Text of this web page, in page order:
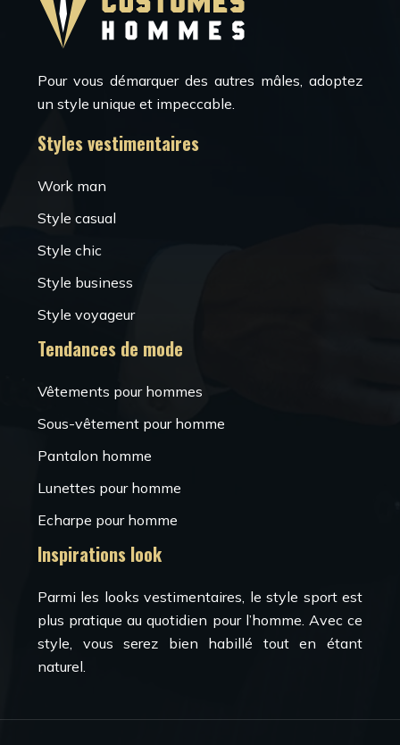
Pour vous démarquer des autres mâles, adoptez
un style unique et impeccable.
Styles vestimentaires
Work man
Style casual
Style chic
Style business
Style voyageur
Tendances de mode
Vêtements pour hommes
Sous-vêtement pour homme
Pantalon homme
Lunettes pour homme
Echarpe pour homme
Inspirations look
Parmi les looks vestimentaires, le style sport est
plus pratique au quotidien pour l’homme. Avec ce
style, vous serez bien habillé tout en étant
naturel.